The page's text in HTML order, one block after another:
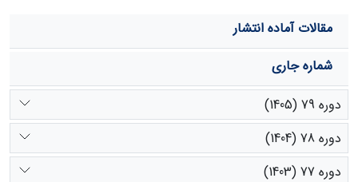
مقالات آماده انتشار
شماره جاری
دوره 79 (1405)
دوره 78 (1404)
دوره 77 (1403)